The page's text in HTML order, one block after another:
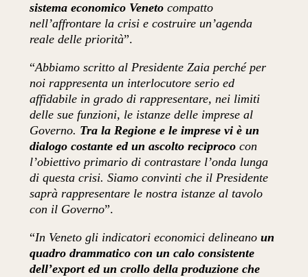
sistema economico Veneto compatto
nell’affrontare la crisi e costruire un’agenda
reale delle priorità”.
“Abbiamo scritto al Presidente Zaia perché per
noi rappresenta un interlocutore serio ed
affidabile in grado di rappresentare, nei limiti
delle sue funzioni, le istanze delle imprese al
Governo. Tra la Regione e le imprese vi è un
dialogo costante ed un ascolto reciproco con
l’obiettivo primario di contrastare l’onda lunga
di questa crisi. Siamo convinti che il Presidente
saprà rappresentare le nostra istanze al tavolo
con il Governo”.
“In Veneto gli indicatori economici delineanoun
quadro drammatico con un calo consistente
dell’export ed un crollo della produzione che